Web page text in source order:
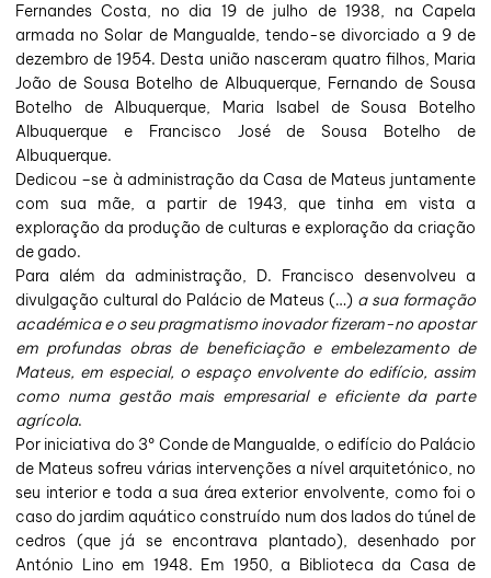
Fernandes Costa, no dia 19 de julho de 1938, na Capela
armada no Solar de Mangualde, tendo-se divorciado a 9 de
dezembro de 1954. Desta união nasceram quatro filhos, Maria
João de Sousa Botelho de Albuquerque, Fernando de Sousa
Botelho de Albuquerque, Maria Isabel de Sousa Botelho
Albuquerque e Francisco José de Sousa Botelho de
Albuquerque.
Dedicou –se à administração da Casa de Mateus juntamente
com sua mãe, a partir de 1943, que tinha em vista a
exploração da produção de culturas e exploração da criação
de gado.
Para além da administração, D. Francisco desenvolveu a
divulgação cultural do Palácio de Mateus (…) a sua formação
académica e o seu pragmatismo inovador fizeram-no apostar
em profundas obras de beneficiação e embelezamento de
Mateus, em especial, o espaço envolvente do edifício, assim
como numa gestão mais empresarial e eficiente da parte
agrícola.
Por iniciativa do 3º Conde de Mangualde, o edifício do Palácio
de Mateus sofreu várias intervenções a nível arquitetónico, no
seu interior e toda a sua área exterior envolvente, como foi o
caso do jardim aquático construído num dos lados do túnel de
cedros (que já se encontrava plantado), desenhado por
António Lino em 1948. Em 1950, a Biblioteca da Casa de